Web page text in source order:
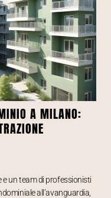
A MILANO:
e un team di professionisti
all’avanguardia,